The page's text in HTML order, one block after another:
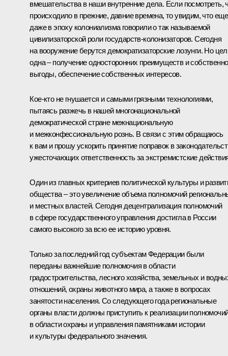
вмешательства в наши внутренние дела. Если посмотреть,
происходило в прежние, давние времена, то увидим, что еще
даже в эпоху колониализма говорили о так называемой
цивилизаторской роли государств-колонизаторов. Сегодня
на вооружение берутся демократизаторские лозунги. Но
одна – получение односторонних преимуществ и
выгоды, обеспечение собственных интересов.
Кое‑кто не гнушается и самыми грязными технологиями,
пытаясь разжечь в нашей многонациональной
демократической стране межнациональную
и межконфессиональную рознь. В связи с этим обращаюсь
к вам и прошу ускорить принятие поправок в
ужесточающих ответственность за экстремистские
Один из главных критериев политической культуры и
общества – это увеличение объема полномочий
и местных властей. Сегодня децентрализация полномочий
в сфере государственного управления достигла в России
самого высокого за всю ее историю уровня.
Только за последний год субъектам Федерации были
переданы важнейшие полномочия в области
градостроительства, лесного хозяйства, земельных и
отношений, охраны животного мира, а также в вопросах
занятости населения. Со следующего года региональные
органы власти должны приступить к реализации
в области охраны и управления памятниками истории
и культуры федерального значения.